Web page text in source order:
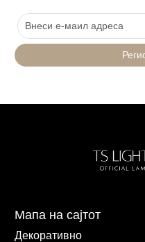
Мапа на сајтот
Декоративно